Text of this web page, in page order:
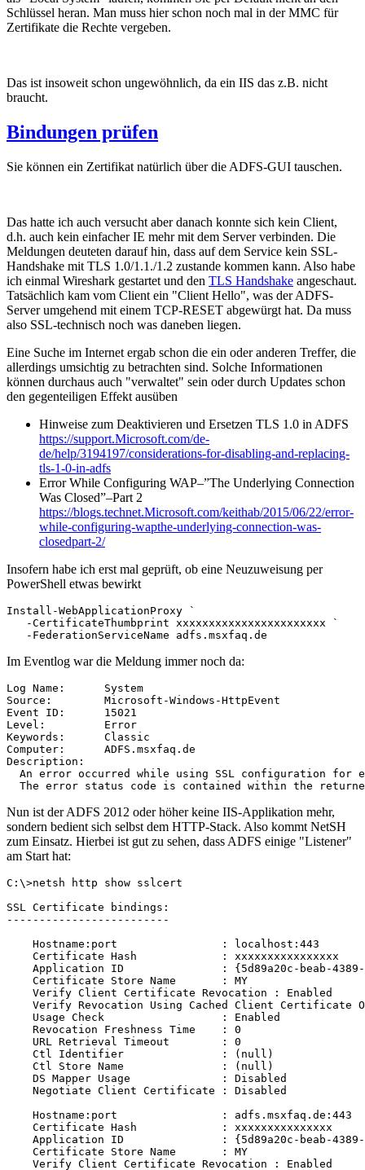
Schlüssel heran. Man muss hier schon noch mal in der MMC für
Zertifikate die Rechte vergeben.
Das ist insoweit schon ungewöhnlich, da ein IIS das z.B. nicht
braucht.
Bindungen prüfen
Sie können ein Zertifikat natürlich über die ADFS-GUI tauschen.
Das hatte ich auch versucht aber danach konnte sich kein Client,
d.h. auch kein einfacher IE mehr mit dem Server verbinden. Die
Meldungen deuteten darauf hin, dass auf dem Service kein SSL-
Handshake mit TLS 1.0/1.1./1.2 zustande kommen kann. Also habe
ich einmal Wireshark gestartet und den TLS Handshake angeschaut.
Tatsächlich kam vom Client ein "Client Hello", was der ADFS-
Server umgehend mit einem TCP-RESET abgewürgt hat. Da muss
also SSL-technisch noch was daneben liegen.
Eine Suche im Internet ergab schon die ein oder anderen Treffer, die
allerdings umsichtig zu betrachten sind. Solche Informationen
können durchaus auch "verwaltet" sein oder durch Updates schon
den gegenteiligen Effekt ausüben
Hinweise zum Deaktivieren und Ersetzen TLS 1.0 in ADFS
https://support.Microsoft.com/de-
de/help/3194197/considerations-for-disabling-and-replacing-
tls-1-0-in-adfs
Error While Configuring WAP–”The Underlying Connection
Was Closed”–Part 2
https://blogs.technet.Microsoft.com/keithab/2015/06/22/error-
while-configuring-wapthe-underlying-connection-was-
closedpart-2/
Insofern habe ich erst mal geprüft, ob eine Neuzuweisung per
PowerShell etwas bewirkt
Install-WebApplicationProxy `
   -CertificateThumbprint xxxxxxxxxxxxxxxxxxxxxxx `
   -FederationServiceName adfs.msxfaq.de
Im Eventlog war die Meldung immer noch da:
Log Name:      System
Source:        Microsoft-Windows-HttpEvent
Event ID:      15021
Level:         Error
Keywords:      Classic
Computer:      ADFS.msxfaq.de
Description:
An error occurred while using SSL configuration for
The error status code is contained within the
Nun ist der ADFS 2012 oder höher keine IIS-Applikation mehr,
sondern bedient sich selbst dem HTTP-Stack. Also kommt NetSH
zum Einsatz. Hierbei ist gut zu sehen, dass ADFS einige "Listener"
am Start hat:
C:\>netsh http show sslcert
SSL Certificate bindings:
-------------------------
    Hostname:port                : localhost:443
    Certificate Hash             : xxxxxxxxxxxxxxxx
Application ID               : {5d89a20c-beab-
    Certificate Store Name       : MY
    Verify Client Certificate Revocation : Enabled
Verify Revocation Using Cached Client Certificate
    Usage Check                  : Enabled
    Revocation Freshness Time    : 0
    URL Retrieval Timeout        : 0
    Ctl Identifier               : (null)
    Ctl Store Name               : (null)
    DS Mapper Usage              : Disabled
    Negotiate Client Certificate : Disabled
    Hostname:port                : adfs.msxfaq.de:443
    Certificate Hash             : xxxxxxxxxxxxxxx
Application ID               : {5d89a20c-beab-
    Certificate Store Name       : MY
    Verify Client Certificate Revocation : Enabled